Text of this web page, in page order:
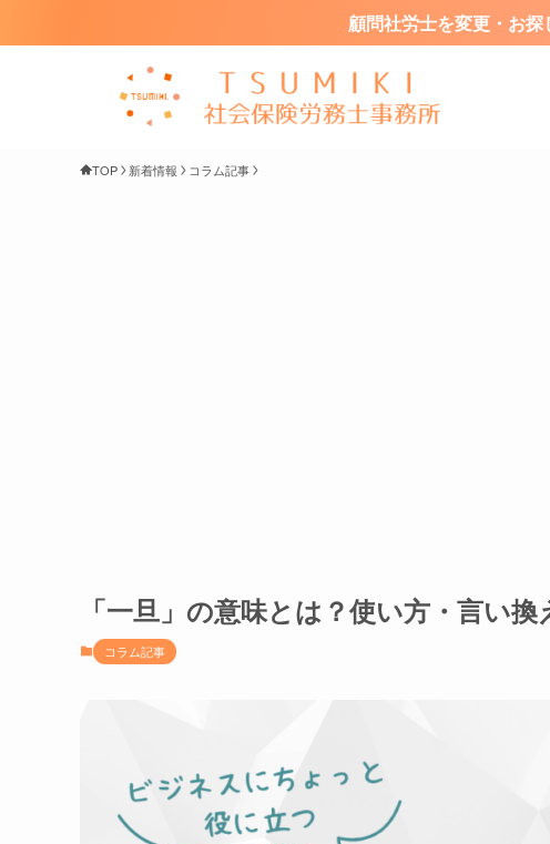
顧問社労士を変更・お
TOP 新着情報 コラム記事
「一旦」の意味とは？使い方・言い
コラム記事